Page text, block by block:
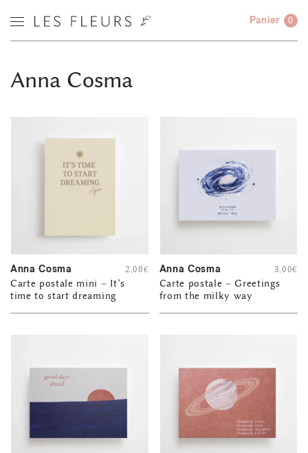
Panier 0
Anna Cosma
Anna Cosma
Carte postale mini – It’s
time to start dreaming
2,00€ Anna Cosma
Carte postale – Greetings
from the milky way
3,00€